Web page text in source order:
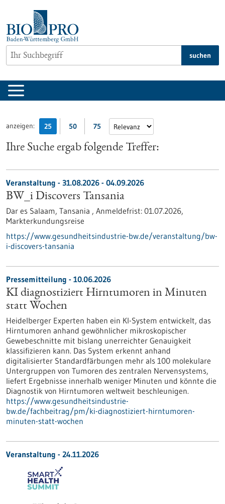
springen
suchen
anzeigen: 25 50 75
Ihre Suche ergab folgende Treffer:
Veranstaltung - 31.08.2026 - 04.09.2026
BW_i Discovers Tansania
Dar es Salaam, Tansania , Anmeldefrist: 01.07.2026,
Markterkundungsreise
https://www.gesundheitsindustrie-bw.de/veranstaltung/bw-
i-discovers-tansania
Pressemitteilung - 10.06.2026
KI diagnostiziert Hirntumoren in Minuten
statt Wochen
Heidelberger Experten haben ein KI-System entwickelt, das
Hirntumoren anhand gewöhnlicher mikroskopischer
Gewebeschnitte mit bislang unerreichter Genauigkeit
klassifizieren kann. Das System erkennt anhand
digitalisierter Standardfärbungen mehr als 100 molekulare
Untergruppen von Tumoren des zentralen Nervensystems,
liefert Ergebnisse innerhalb weniger Minuten und könnte die
Diagnostik von Hirntumoren weltweit beschleunigen.
https://www.gesundheitsindustrie-
bw.de/fachbeitrag/pm/ki-diagnostiziert-hirntumoren-
minuten-statt-wochen
Veranstaltung - 24.11.2026